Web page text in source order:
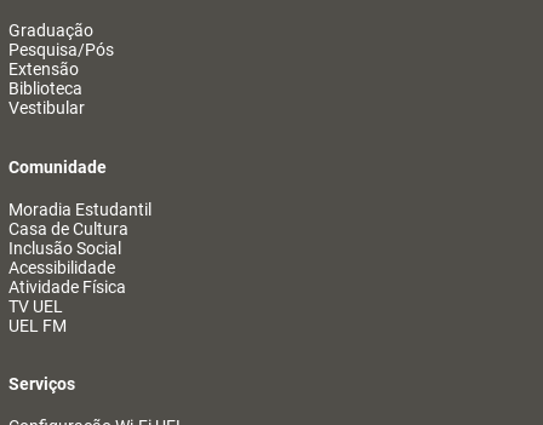
Graduação
Pesquisa/Pós
Extensão
Biblioteca
Vestibular
Comunidade
Moradia Estudantil
Casa de Cultura
Inclusão Social
Acessibilidade
Atividade Física
TV UEL
UEL FM
Serviços